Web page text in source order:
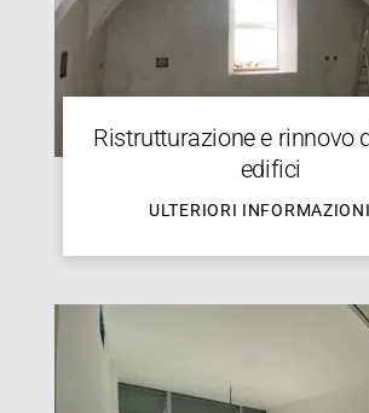
Ristrutturazione e rinnovo
edifici
ULTERIORI INFORMAZIONI